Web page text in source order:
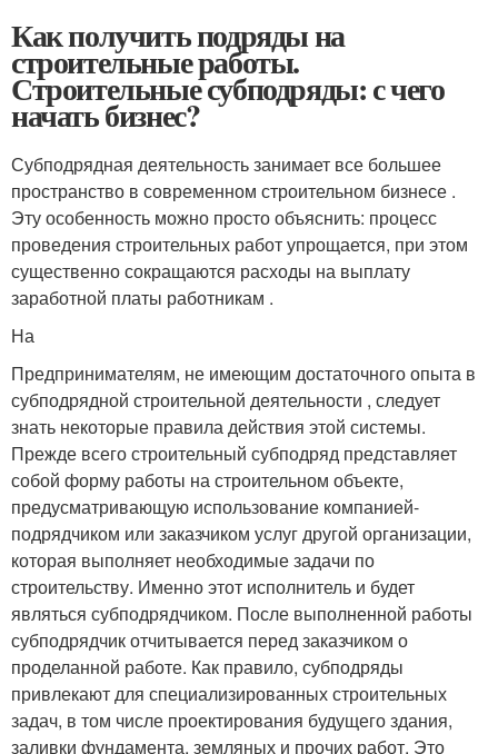
Как получить подряды на
строительные работы.
Строительные субподряды: с чего
начать бизнес?
Субподрядная деятельность занимает все большее
пространство в современном строительном бизнесе .
Эту особенность можно просто объяснить: процесс
проведения строительных работ упрощается, при этом
существенно сокращаются расходы на выплату
заработной платы работникам .
На
Предпринимателям, не имеющим достаточного опыта в
субподрядной строительной деятельности , следует
знать некоторые правила действия этой системы.
Прежде всего строительный субподряд представляет
собой форму работы на строительном объекте,
предусматривающую использование компанией-
подрядчиком или заказчиком услуг другой организации,
которая выполняет необходимые задачи по
строительству. Именно этот исполнитель и будет
являться субподрядчиком. После выполненной работы
субподрядчик отчитывается перед заказчиком о
проделанной работе. Как правило, субподряды
привлекают для специализированных строительных
задач, в том числе проектирования будущего здания,
заливки фундамента, земляных и прочих работ. Это